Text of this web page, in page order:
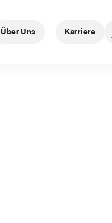
Über Uns Karriere